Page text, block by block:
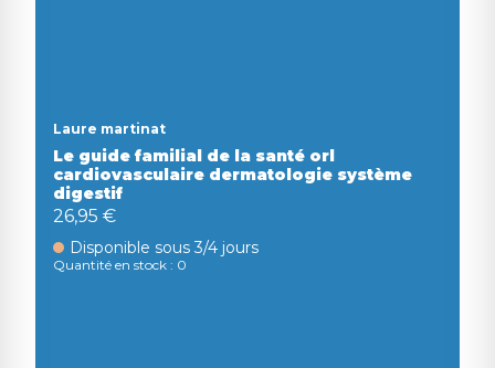
Laure martinat
Le guide familial de la santé orl
cardiovasculaire dermatologie système
digestif
26,95 €
Disponible sous 3/4 jours
Quantité en stock : 0